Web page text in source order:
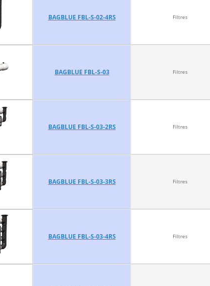
BAGBLUE FBL-S-02-4RS Filtres
BAGBLUE FBL-S-03 Filtres
BAGBLUE FBL-S-03-2RS Filtres
BAGBLUE FBL-S-03-3RS Filtres
BAGBLUE FBL-S-03-4RS Filtres